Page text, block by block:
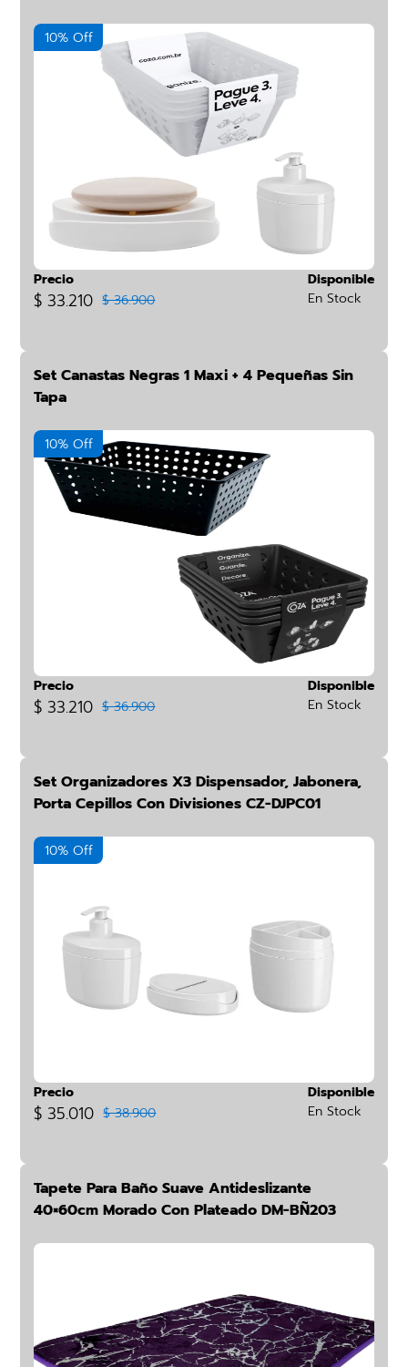
10% Off
Precio
$ 33.210 $ 36.900
Disponible
En Stock
Set Canastas Negras 1 Maxi + 4 Pequeñas Sin
Tapa
10% Off
Precio
$ 33.210 $ 36.900
Disponible
En Stock
Set Organizadores X3 Dispensador, Jabonera,
Porta Cepillos Con Divisiones CZ-DJPC01
10% Off
Precio
$ 35.010 $ 38.900
Disponible
En Stock
Tapete Para Baño Suave Antideslizante
40×60cm Morado Con Plateado DM-BÑ203